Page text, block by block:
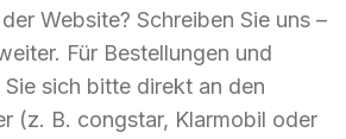
Website? Schreiben Sie uns –
Für Bestellungen und
sich bitte direkt an den
(z. B. congstar, Klarmobil oder